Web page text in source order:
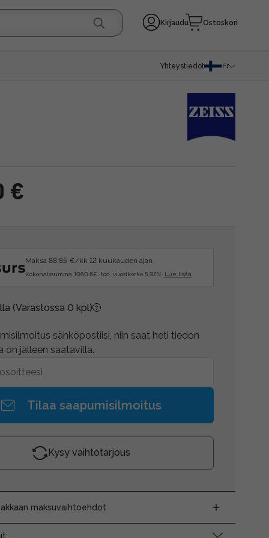
Kirjaudu Ostoskori
Yhteystiedot FI
€
Maksa 88.85 €/kk 12 kuukauden ajan.
Kokonaissumma 1060.6€, tod. vuosikorko 5.92%. Lue lisää
(Varastossa 0 kpl)
sähköpostiisi, niin saat heti tiedon
on jälleen saatavilla.
Tilaa saapumisilmoitus
Kysy vaihtotarjous
maksuvaihtoehdot